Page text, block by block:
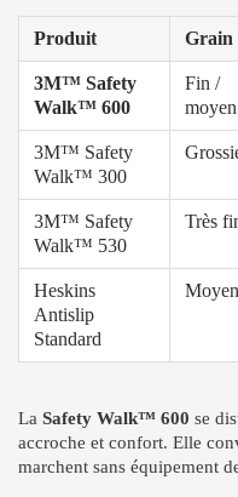
Produit Grain
3M™ Safety
Walk™ 600
Fin /
moyen
3M™ Safety
Walk™ 300
3M™ Safety
Walk™ 530
Très
Heskins
Antislip
Standard
Moyen
La Safety Walk™ 600 se
accroche et confort. Elle
marchent sans équipement